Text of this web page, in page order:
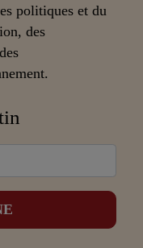
politiques et du
des